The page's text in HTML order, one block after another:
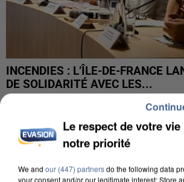
INCENDIES : L’ÎLE-DE-FRANCE
DE SOLIDARITÉ AVEC LES...
Le respect de votre
notre priorité
We and our (447) partnersdo the following data
your consent and/or our legitimate interest: Store